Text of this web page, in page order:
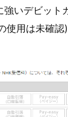
いデビット
用は未確認)